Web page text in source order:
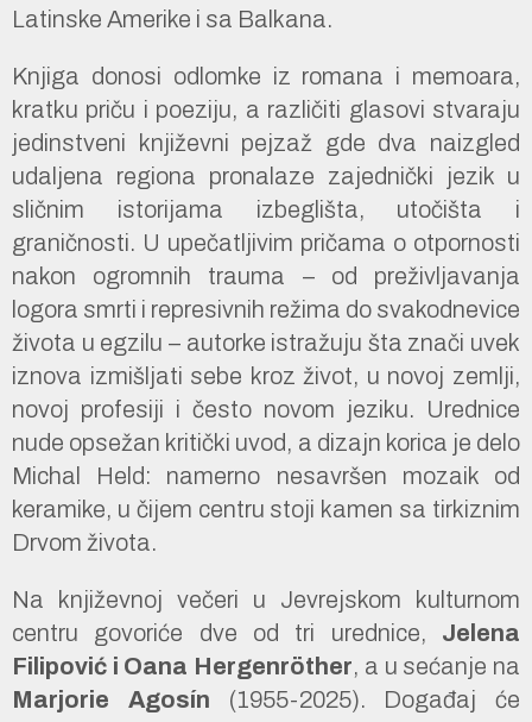
Latinske Amerike i sa Balkana.
Knjiga donosi odlomke iz romana i memoara,
kratku priču i poeziju, a različiti glasovi stvaraju
jedinstveni književni pejzaž gde dva naizgled
udaljena regiona pronalaze zajednički jezik u
sličnim istorijama izbeglišta, utočišta i
graničnosti. U upečatljivim pričama o otpornosti
nakon ogromnih trauma – od preživljavanja
logora smrti i represivnih režima do svakodnevice
života u egzilu – autorke istražuju šta znači uvek
iznova izmišljati sebe kroz život, u novoj zemlji,
novoj profesiji i često novom jeziku. Urednice
nude opsežan kritički uvod, a dizajn korica je delo
Michal Held: namerno nesavršen mozaik od
keramike, u čijem centru stoji kamen sa tirkiznim
Drvom života.
Na književnoj večeri u Jevrejskom kulturnom
centru govoriće dve od tri urednice, Jelena
Filipović i Oana Hergenröther, a u sećanje na
Marjorie Agosín (1955-2025). Događaj će